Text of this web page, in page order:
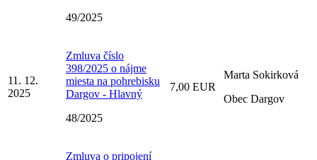
49/2025
11. 12.
2025
Zmluva číslo
398/2025 o nájme
miesta na pohrebisku
Dargov - Hlavný
48/2025
7,00 EUR
Marta Sokirková
Obec Dargov
Zmluva o pripojení